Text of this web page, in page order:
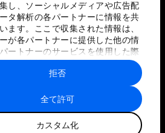
し、ソーシャルメディアや広告配
タ解析の各パートナーに情報を共
ます。ここで収集された情報は、
が各パートナーに提供した他の情
ートナーのサービスを使用した際
れた情報と組み合わされ、各パー
よって使用されることがありま
全て許可
カスタム化
拒否
ーポリシーと利用規約
サイトマップ
世界経済フォーラム